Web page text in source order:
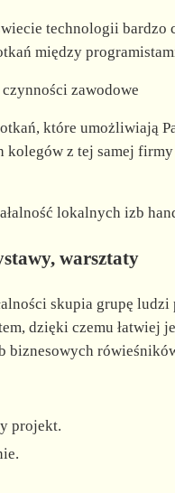
technologii bardzo
między
zawodowe
które umożliwiają
kolegów z tej samej
lokalnych izb
warsztaty
skupia grupę ludzi
dzięki czemu łatwiej
biznesowych
projekt.